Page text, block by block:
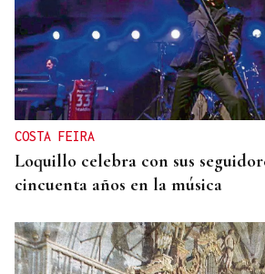
COSTA FEIRA
Loquillo celebra con sus
cincuenta años en la música